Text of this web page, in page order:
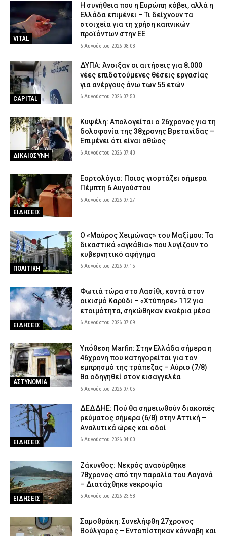
VITAL
Η συνήθεια που η Ευρώπη κόβει, αλλά η
Ελλάδα επιμένει – Τι δείχνουν τα
στοιχεία για τη χρήση καπνικών
προϊόντων στην ΕΕ
6 Αυγούστου 2026 08:03
CAPITAL
ΔΥΠΑ: Άνοιξαν οι αιτήσεις για 8.000
νέες επιδοτούμενες θέσεις εργασίας
για ανέργους άνω των 55 ετών
6 Αυγούστου 2026 07:50
ΔΙΚΑΙΟΣΥΝΗ
Κυψέλη: Απολογείται ο 26χρονος για τη
δολοφονία της 38χρονης Βρετανίδας –
Επιμένει ότι είναι αθώος
6 Αυγούστου 2026 07:40
ΕΙΔΗΣΕΙΣ
Εορτολόγιο: Ποιος γιορτάζει σήμερα
Πέμπτη 6 Αυγούστου
6 Αυγούστου 2026 07:27
ΠΟΛΙΤΙΚΗ
Ο «Μαύρος Χειμώνας» του Μαξίμου: Τα
δικαστικά «αγκάθια» που λυγίζουν το
κυβερνητικό αφήγημα
6 Αυγούστου 2026 07:15
ΕΙΔΗΣΕΙΣ
Φωτιά τώρα στο Λασίθι, κοντά στον
οικισμό Καρύδι – «Χτύπησε» 112 για
ετοιμότητα, σηκώθηκαν εναέρια μέσα
6 Αυγούστου 2026 07:09
ΑΣΤΥΝΟΜΙΑ
Υπόθεση Marfin: Στην Ελλάδα σήμερα η
46χρονη που κατηγορείται για τον
εμπρησμό της τράπεζας – Αύριο (7/8)
θα οδηγηθεί στον εισαγγελέα
6 Αυγούστου 2026 07:05
ΕΙΔΗΣΕΙΣ
ΔΕΔΔΗΕ: Πού θα σημειωθούν διακοπές
ρεύματος σήμερα (6/8) στην Αττική –
Αναλυτικά ώρες και οδοί
6 Αυγούστου 2026 04:00
ΕΙΔΗΣΕΙΣ
Ζάκυνθος: Νεκρός ανασύρθηκε
78χρονος από την παραλία του Λαγανά
– Διατάχθηκε νεκροψία
5 Αυγούστου 2026 23:58
Σαμοθράκη: Συνελήφθη 27χρονος
Βούλγαρος – Εντοπίστηκαν κάνναβη και